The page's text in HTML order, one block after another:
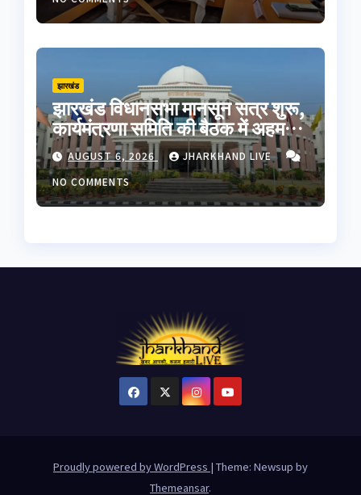
झारखंड
झारखंड विधानसभा मानसून सत्र शुरू,
कार्यमंत्रणा समिति की बैठक में अहम
फैसले; JPSC-JSSC समेत कई मुद्दों
पर हंगामे के आसार
AUGUST 6, 2026
JHARKHAND LIVE
NO COMMENTS
Proudly powered by WordPress | Theme: Newsup by
Themeansar.